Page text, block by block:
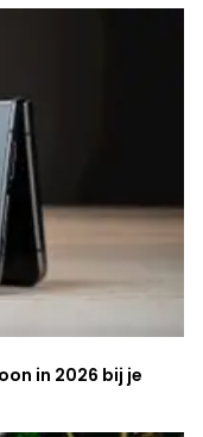
in 2026 bij je